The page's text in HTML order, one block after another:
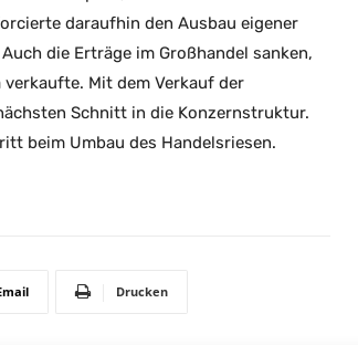
daraufhin den Ausbau eigener
die Erträge im Großhandel sanken,
Mit dem Verkauf der
Schnitt in die Konzernstruktur.
beim Umbau des Handelsriesen.
Drucken